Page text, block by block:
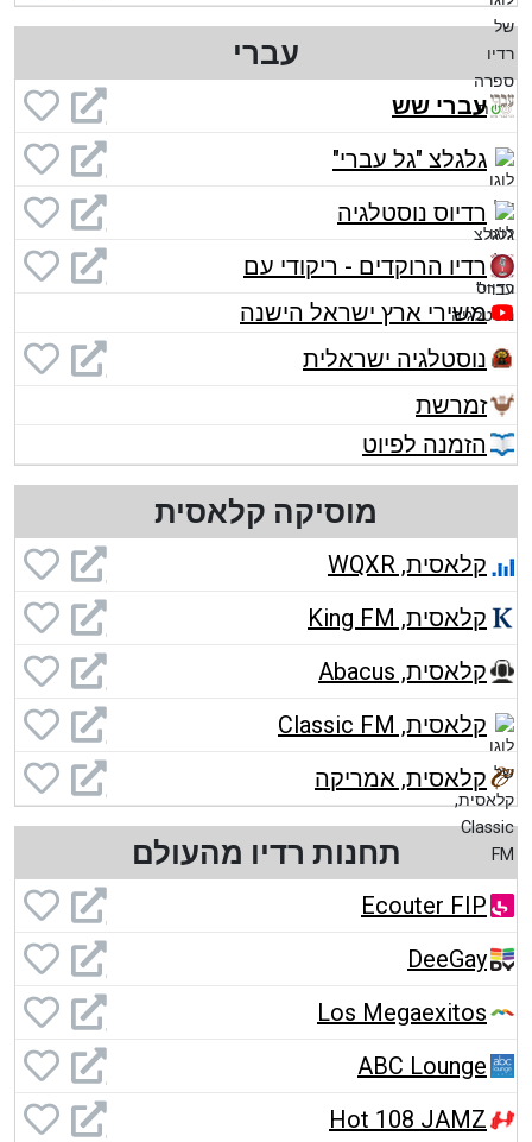
עברי
עברי שש
גלגלצ "גל עברי"
רדיוס נוסטלגיה
רדיו הרוקדים - ריקודי עם
משירי ארץ ישראל הישנה
נוסטלגיה ישראלית
זמרשת
הזמנה לפיוט
מוסיקה קלאסית
קלאסית, WQXR
קלאסית, King FM
קלאסית, Abacus
קלאסית, Classic FM
קלאסית, אמריקה
תחנות רדיו מהעולם
Ecouter FIP
DeeGay
Los Megaexitos
ABC Lounge
Hot 108 JAMZ